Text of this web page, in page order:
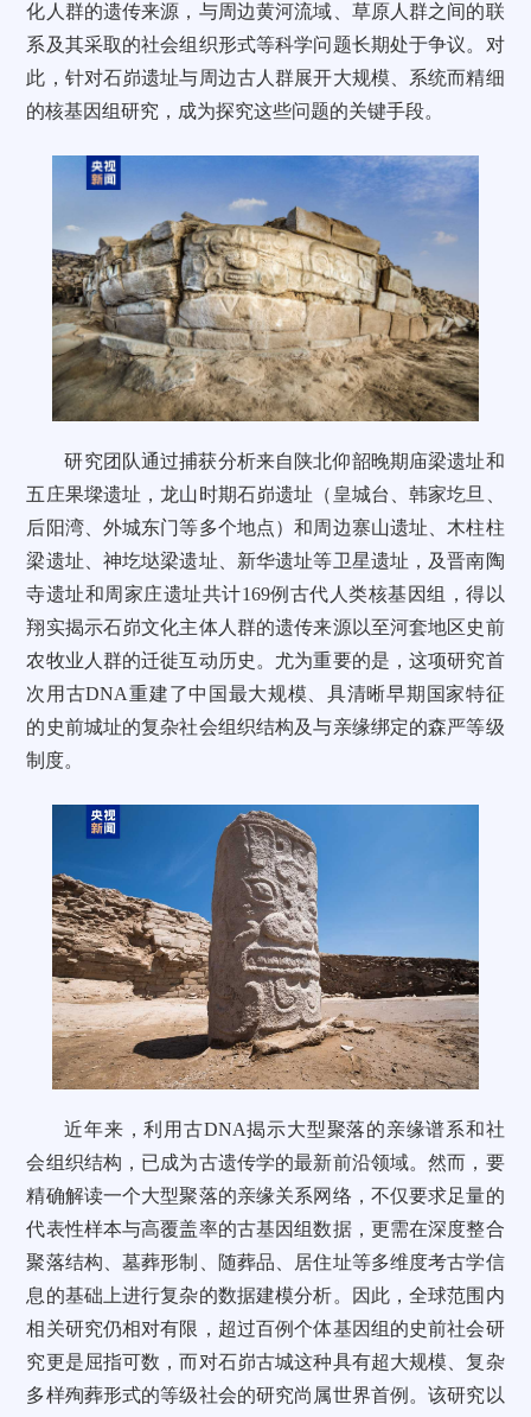
化人群的遗传来源，与周边黄河流域、草原人群之间的联
系及其采取的社会组织形式等科学问题长期处于争议。对
此，针对石峁遗址与周边古人群展开大规模、系统而精细
的核基因组研究，成为探究这些问题的关键手段。
研究团队通过捕获分析来自陕北仰韶晚期庙梁遗址和
五庄果墚遗址，龙山时期石峁遗址（皇城台、韩家圪旦、
后阳湾、外城东门等多个地点）和周边寨山遗址、木柱柱
梁遗址、神圪垯梁遗址、新华遗址等卫星遗址，及晋南陶
寺遗址和周家庄遗址共计169例古代人类核基因组，得以
翔实揭示石峁文化主体人群的遗传来源以至河套地区史前
农牧业人群的迁徙互动历史。尤为重要的是，这项研究首
次用古DNA重建了中国最大规模、具清晰早期国家特征
的史前城址的复杂社会组织结构及与亲缘绑定的森严等级
制度。
近年来，利用古DNA揭示大型聚落的亲缘谱系和社
会组织结构，已成为古遗传学的最新前沿领域。然而，要
精确解读一个大型聚落的亲缘关系网络，不仅要求足量的
代表性样本与高覆盖率的古基因组数据，更需在深度整合
聚落结构、墓葬形制、随葬品、居住址等多维度考古学信
息的基础上进行复杂的数据建模分析。因此，全球范围内
相关研究仍相对有限，超过百例个体基因组的史前社会研
究更是屈指可数，而对石峁古城这种具有超大规模、复杂
多样殉葬形式的等级社会的研究尚属世界首例。该研究以